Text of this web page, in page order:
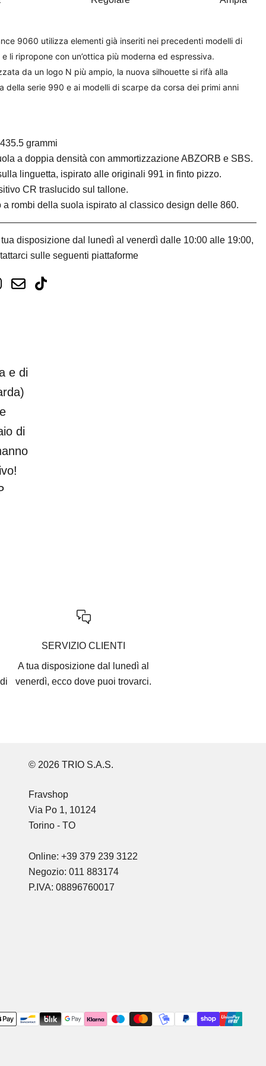
9060 utilizza elementi già inseriti nei precedenti modelli di
li ripropone con un’ottica più moderna ed espressiva.
da un logo N più ampio, la nuova silhouette si rifà alla
della serie 990 e ai modelli di scarpe da corsa dei primi anni
grammi
a doppia densità con ammortizzazione ABZORB e SBS.
linguetta, ispirato alle originali 991 in finto pizzo.
CR traslucido sul tallone.
a rombi della suola ispirato al classico design delle 860.
disposizione dal lunedì al venerdì dalle 10:00 alle 19:00,
sulle seguenti piattaforme
e di
di
SERVIZIO CLIENTI
A tua disposizione dal lunedì al
venerdì, eccodove puoi trovarci.
© 2026 TRIO S.A.S.
Fravshop
Via Po 1, 10124
Torino - TO
Online: +39 379 239 3122
Negozio: 011 883174
P.IVA: 08896760017